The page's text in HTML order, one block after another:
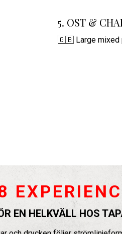
5. OST &
🇬🇧 Large mixed
EN HELKVÄLL HOS